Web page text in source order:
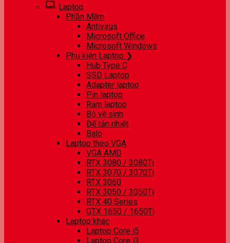
Laptop
Phần Mềm
Antivirus
Microsoft Office
Microsoft Windows
Phụ kiện Laptop ❯
Hub Type C
SSD Laptop
Adapter laptop
Pin laptop
Ram laptop
Bộ vệ sinh
Đế tản nhiệt
Balo
Laptop theo VGA
VGA AMD
RTX 3080 / 3080Ti
RTX 3070 / 3070Ti
RTX 3060
RTX 3050 / 3050Ti
RTX 40 Series
GTX 1650 / 1650Ti
Laptop khác
Laptop Core i5
Laptop Core i3